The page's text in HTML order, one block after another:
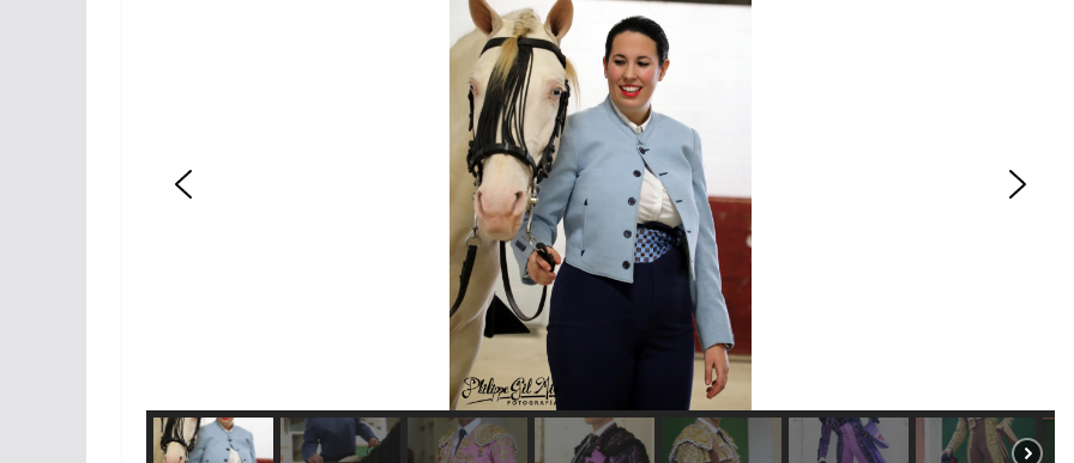
ACTUALITÉS TAURINES
CHRONIQUES TAURINES 2026
Arles : au seuil des
espérances.
02/04/2026 Olivier Castelnau